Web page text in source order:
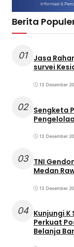
Berita
01
Jasa
survei
13 Desember
02 Sengketa
13 Desember
03 TNI
Medan
13 Desember
04 Kunjungi K
Perkuat
Belanja